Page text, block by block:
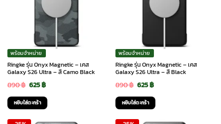
พร้อมจำหน่าย
Ringke รุ่น Onyx Magnetic – เคส
Galaxy S26 Ultra – สี Camo Black
890฿ Original
price
was:
625฿Current
price
is:
หยิบใส่ตะกร้า
พร้อมจำหน่าย
Ringke รุ่น Onyx Magnetic – เคส
Galaxy S26 Ultra – สี Black
890฿ Original
price
was:
625฿Current
price
is:
หยิบใส่ตะกร้า